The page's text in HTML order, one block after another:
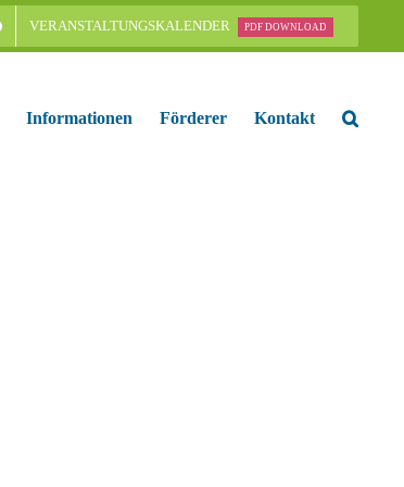
VERANSTALTUNGSKALENDER PDF DOWNLOAD
Informationen Förderer Kontakt